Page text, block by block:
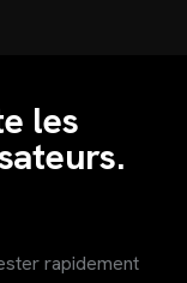
les
rapidement